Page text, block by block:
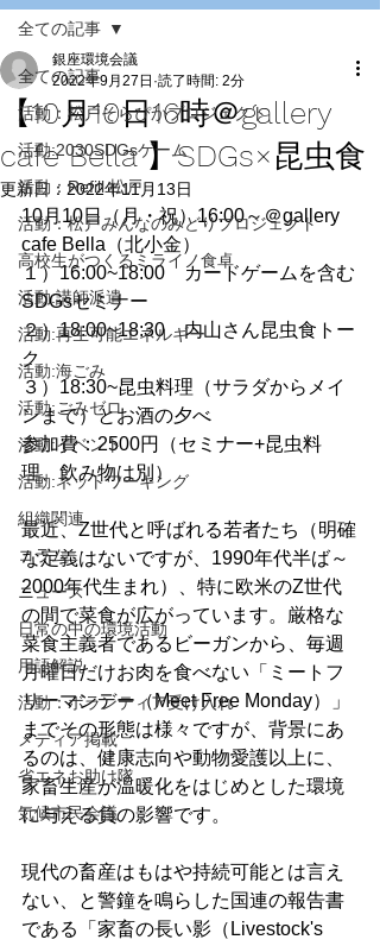
全ての記事
活動：松戸そらぴかプロジェクト
活動:2030SDGsゲーム
活動：Refill 松戸
活動：松戸みんなのみどりプロジェクト
高校生がつくるミライノ食卓
活動:講師派遣
活動:再生可能エネルギー
活動:海ごみ
活動:ごみゼロ
活動:イベント
活動:ネットワーキング
組織関連
コラム
ニュース
日常の中の環境活動
用語解説
活動：ボランティア受け入れ
メディア掲載
省エネお助け隊
気候市民会議
全ての記事
【10月10日16時＠gallery
cafe Bella 】SDGs×昆虫食
銀座環境会議
2022年9月27日 読了時間: 2分
更新日： 2022年11月13日
10月10日（月・祝）16:00～＠gallery
cafe Bella（北小金）
１）16:00~18:00　カードゲームを含む
SDGsセミナー
２）18:00~18:30　内山さん昆虫食トー
ク
３）18:30~昆虫料理（サラダからメイ
ンまで）とお酒の夕べ
参加費：2500円（セミナー+昆虫料
理、飲み物は別）
最近、Z世代と呼ばれる若者たち（明確
な定義はないですが、1990年代半ば～
2000年代生まれ）、特に欧米のZ世代
の間で菜食が広がっています。厳格な
菜食主義者であるビーガンから、毎週
月曜日だけお肉を食べない「ミートフ
リーマンデー（Meet Free Monday）」
までその形態は様々ですが、背景にあ
るのは、健康志向や動物愛護以上に、
家畜生産が温暖化をはじめとした環境
に与える負の影響です。
現代の畜産はもはや持続可能とは言え
ない、と警鐘を鳴らした国連の報告書
である「家畜の長い影（Livestock's